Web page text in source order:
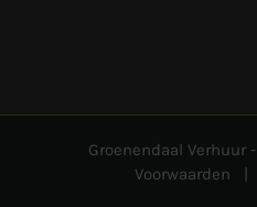
Groenendaal Verhuur -
Voorwaarden